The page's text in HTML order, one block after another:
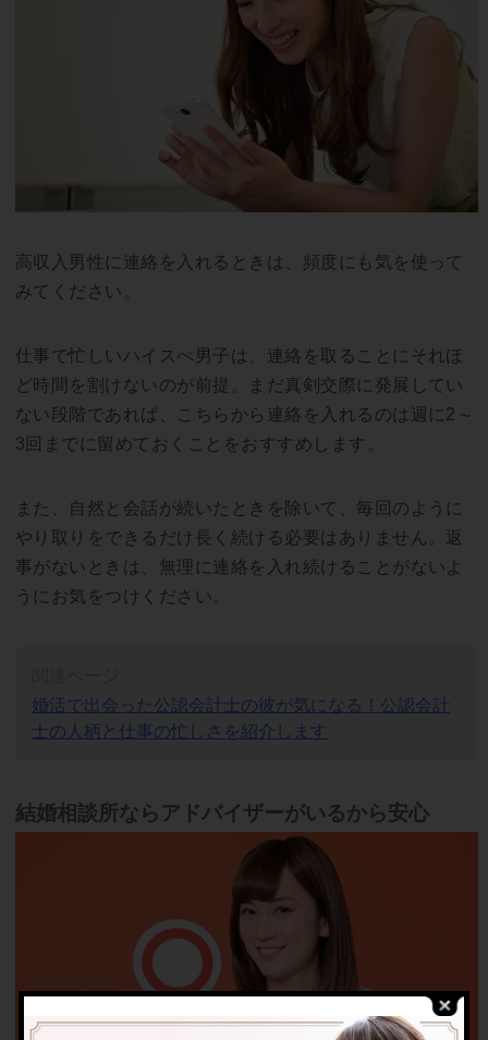
高収入男性に連絡を入れるときは、頻度にも気を使って
みてください。
仕事で忙しいハイスぺ男子は、連絡を取ることにそれほ
ど時間を割けないのが前提。まだ真剣交際に発展してい
ない段階であれば、こちらから連絡を入れるのは週に2～
3回までに留めておくことをおすすめします。
また、自然と会話が続いたときを除いて、毎回のように
やり取りをできるだけ長く続ける必要はありません。返
事がないときは、無理に連絡を入れ続けることがないよ
うにお気をつけください。
婚活で出会った公認会計士の彼が気になる！公認会計
士の人柄と仕事の忙しさを紹介します
結婚相談所ならアドバイザーがいるから安心